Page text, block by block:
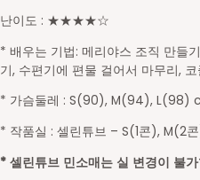
난이도 : ★★★★☆
* 배우는 기법: 메리야스 조직 만들
기, 수편기에 편물 걸어서 마무리,
* 가슴둘레 : S(90), M(94), L(98)
* 작품실 : 셀린튜브 – S(1콘), M(2
* 셀린튜브 민소매는 실 변경이 불